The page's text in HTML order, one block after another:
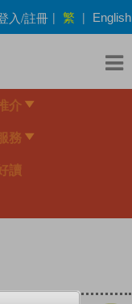
入/註冊 | 繁 | English
介
務
讀